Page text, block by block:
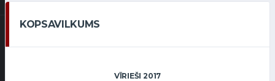
KOPSAVILKUMS
VĪRIEŠI 2017